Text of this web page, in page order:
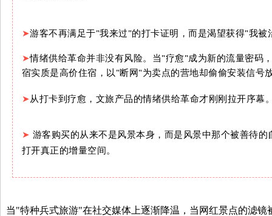
➤游客不再满足于"我来过"的打卡证明，而是渴望获得"我被
➤情绪供给革命并非没有风险。当"疗愈"成为新的流量密码
宿实质是高价住宿，以"断网"为卖点的营地却偷偷安装信号
➤从打卡到疗愈，文旅产品的情绪供给革命才刚刚拉开序幕
➤ 游客购买的从来不是风景本身，而是风景中那个被善待
打开真正的增量空间。
当"特种兵式旅游"在社交媒体上逐渐降温，当网红景点的滤